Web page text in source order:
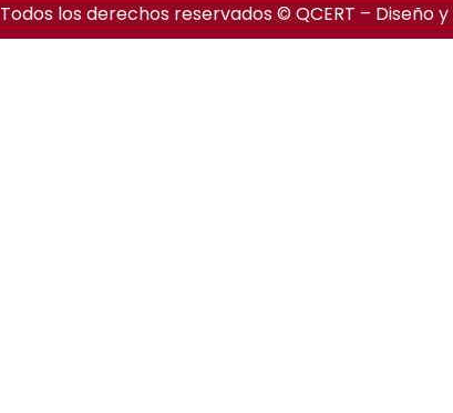
Todos los derechos reservados © QCERT – Diseño